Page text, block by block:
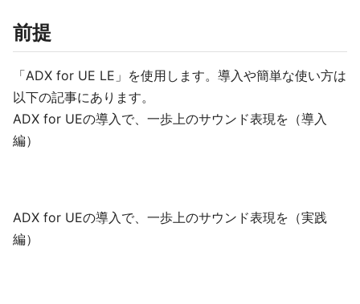
前提
「ADX for UE LE」を使用します。導入や簡単な使い方は
以下の記事にあります。
ADX for UEの導入で、一歩上のサウンド表現を（導入
編）
ADX for UEの導入で、一歩上のサウンド表現を（実践
編）